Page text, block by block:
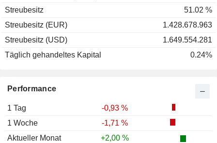
Performance
1 Tag
-0,93 %
1 Woche
-1,71 %
Aktueller Monat
+2,00 %
Streubesitz
51.02 %
Streubesitz (EUR)
1.428.678.963
Streubesitz (USD)
1.649.554.281
Täglich gehandeltes Kapital
0.24%